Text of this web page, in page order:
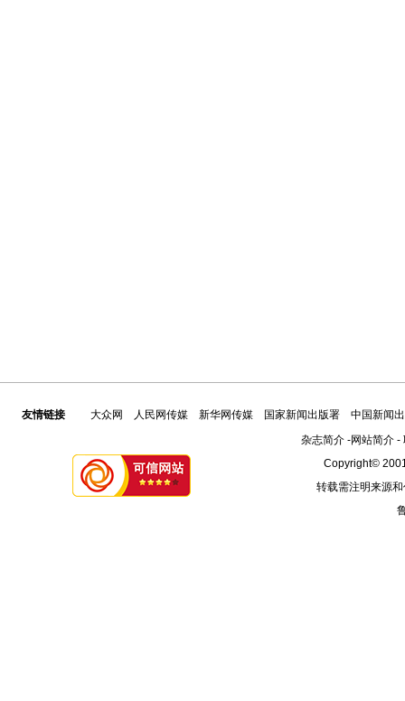
友情链接 大众网 人民网传媒 新华网传媒 国家新闻出版署
中国新闻
杂志简介-网站简介-
Copyright©
转载需注明来源